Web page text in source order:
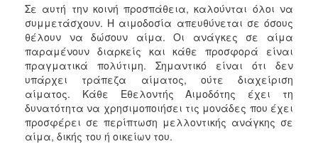
Σε αυτή την κοινή προσπάθεια, καλούνται όλοι να
συμμετάσχουν. Η αιμοδοσία απευθύνεται σε όσους
θέλουν να δώσουν αίμα. Οι ανάγκες σε αίμα
παραμένουν διαρκείς και κάθε προσφορά είναι
πραγματικά πολύτιμη. Σημαντικό είναι ότι δεν
υπάρχει τράπεζα αίματος, ούτε διαχείριση
αίματος. Κάθε Εθελοντής Αιμοδότης έχει τη
δυνατότητα να χρησιμοποιήσει τις μονάδες που έχει
προσφέρει σε περίπτωση μελλοντικής ανάγκης σε
αίμα, δικής του ή οικείων του.